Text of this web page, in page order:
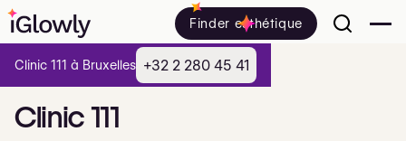
Finder esthétique
Clinic111
Clinic 111 à Bruxelles +32 2 280 45 41